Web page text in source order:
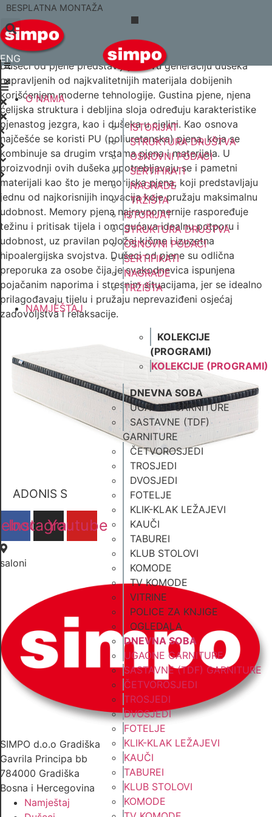
Skip
to
content
BESPLATNA MONTAŽA I PREVOZ (za kupovine preko 400
KM i udaljenost 30 km od salona)
ENG
BESPLATNA MONTAŽA
ENG
O NAMA
ISTORIJAT
STRUKTURA DRUŠTVA
OSNOVNI PODACI
SERTIFIKATI
NAGRADE
TRŽIŠTA
ISTORIJAT
STRUKTURA DRUŠTVA
OSNOVNI PODACI
SERTIFIKATI
NAGRADE
TRŽIŠTA
NAMJEŠTAJ
KOLEKCIJE
(PROGRAMI)
KOLEKCIJE (PROGRAMI)
DNEVNA SOBA
UGAONE GARNITURE
SASTAVNE (TDF)
GARNITURE
ČETVOROSJEDI
TROSJEDI
DVOSJEDI
FOTELJE
KLIK-KLAK LEŽAJEVI
KAUČI
TABUREI
KLUB STOLOVI
KOMODE
TV KOMODE
VITRINE
POLICE ZA KNJIGE
OGLEDALA
DNEVNA SOBA
UGAONE GARNITURE
SASTAVNE (TDF) GARNITURE
ČETVOROSJEDI
TROSJEDI
DVOSJEDI
FOTELJE
KLIK-KLAK LEŽAJEVI
KAUČI
TABUREI
KLUB STOLOVI
KOMODE
Početna/Dušeci/ Dušeci od pjene
Dušeci od pjene
Dušeci od pjene predstavljaju novu generaciju dušeka
napravljenih od najkvalitetnijih materijala dobijenih
korišćenjem moderne tehnologije. Gustina pjene, njena
ćelijska struktura i debljina sloja određuju karakteristike
pjenastog jezgra, kao i dušeka u cjelini. Kao osnova
najčešće se koristi PU (poliuretanska) pjena, koja se
kombinuje sa drugim vrstama pjena i materijala. U
proizvodnji ovih dušeka upotrebljavaju se i pametni
materijali kao što je memorijska pjena, koji predstavljaju
jednu od najkorisnijih inovacija koje pružaju maksimalnu
udobnost. Memory pjena najravnomernije raspoređuje
težinu i pritisak tijela i omogućava idealnu potporu i
udobnost, uz pravilan položaj kičme i izuzetna
hipoalergijska svojstva. Dušeci od pjene su odlična
preporuka za osobe čija je svakodnevica ispunjena
pojačanim naporima i stresnim situacijama, jer se idealno
prilagođavaju tijelu i pružaju neprevaziđeni osjećaj
zadovoljstva i relaksacije.
ADONIS S
Instagram
Youtube
saloni
SIMPO d.o.o Gradiška
Gavrila Principa bb
784000 Gradiška
Bosna i Hercegovina
Namještaj